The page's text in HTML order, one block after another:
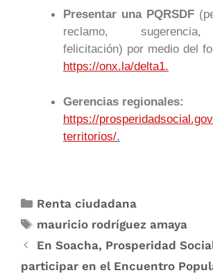
Presentar una PQRSDF
reclamo,
felicitación) por medio del
https://onx.la/delta1.
Gerencias regionales:
https://
territorios/.
Renta ciudadana
mauricio rodríguez amaya
En Soacha, Prosperidad
participar en el Encuentro